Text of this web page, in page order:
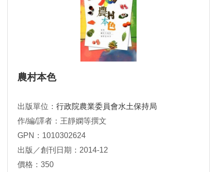
農村本色
出版單位： 行政院農業委員會水土保持局
作/編/譯者：王靜嫻等撰文
GPN：1010302624
出版／創刊日期：2014-12
價格：350